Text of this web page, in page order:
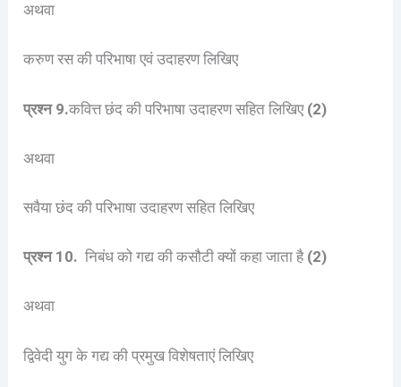
अथवा
करुण रस की परिभाषा एवं उदाहरण लिखिए
प्रश्न 9.कवित्त छंद की परिभाषा उदाहरण सहित लिखिए (2)
अथवा
सवैया छंद की परिभाषा उदाहरण सहित लिखिए
प्रश्न 10. निबंध को गद्य की कसौटी क्यों कहा जाता है (2)
अथवा
द्विवेदी युग के गद्य की प्रमुख विशेषताएं लिखिए